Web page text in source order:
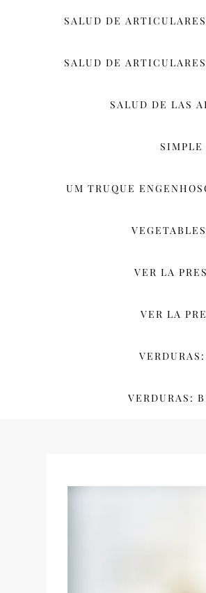
SALUD DE ARTICULARES
SALUD DE ARTICULARES
SALUD DE LAS
SIMPLE
UM TRUQUE
VER LA
VER LA
VERDURAS: